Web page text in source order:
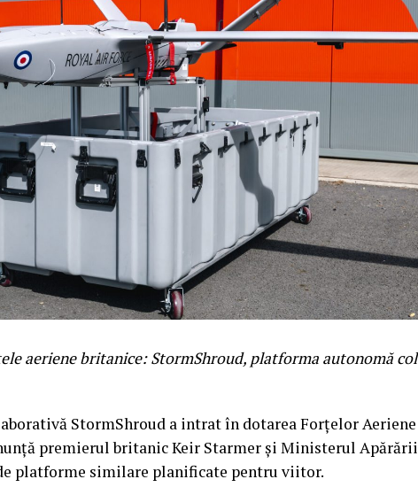
aeriene britanice: StormShroud, platforma autonomă
StormShroud a intrat în dotarea Forțelor Aeriene
premierul britanic Keir Starmer și Ministerul Apărării.
platforme similare planificate pentru viitor.